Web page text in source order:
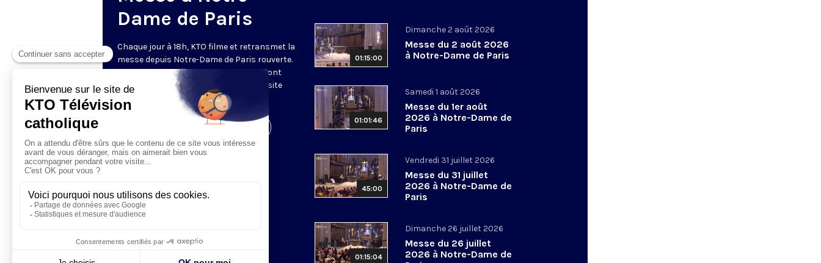
Dame de Paris
Chaque jour à 18h, KTO filme et retransmet la
messe depuis Notre-Dame de Paris rouverte.
Les textes des Vêpres et de la messe sont
presque toujours ceux qu’indiquent le site
Visiter la page de l'émission
01:15:00
Dimanche 2 août 2026
Messe du 2 août 2026
à Notre-Dame de Paris
01:01:46
Samedi 1 août 2026
Messe du 1er août
2026 à Notre-Dame de
Paris
45:00
Vendredi 31 juillet 2026
Messe du 31 juillet
2026 à Notre-Dame de
Paris
01:15:04
Dimanche 26 juillet 2026
Messe du 26 juillet
2026 à Notre-Dame de